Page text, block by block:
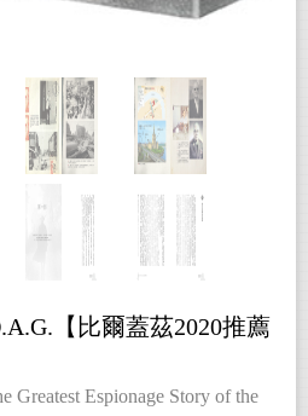
【比爾蓋茲2020推薦
Greatest Espionage Story of the